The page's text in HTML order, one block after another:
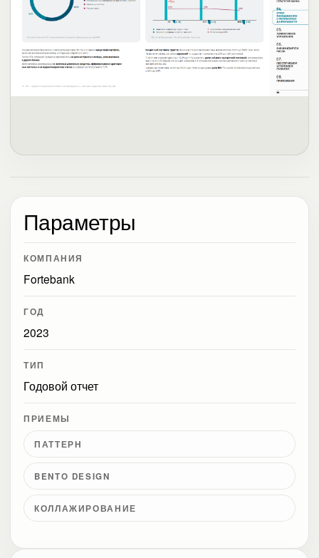
Параметры
КОМПАНИЯ
Fortebank
ГОД
2023
ТИП
Годовой отчет
ПРИЕМЫ
ПАТТЕРН
BENTO DESIGN
КОЛЛАЖИРОВАНИЕ